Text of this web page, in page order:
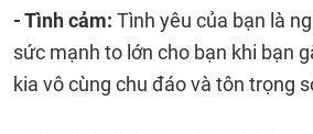
- Tình cảm: Tình yêu của bạn là
sức mạnh to lớn cho bạn khi bạn
kia vô cùng chu đáo và tôn trọng